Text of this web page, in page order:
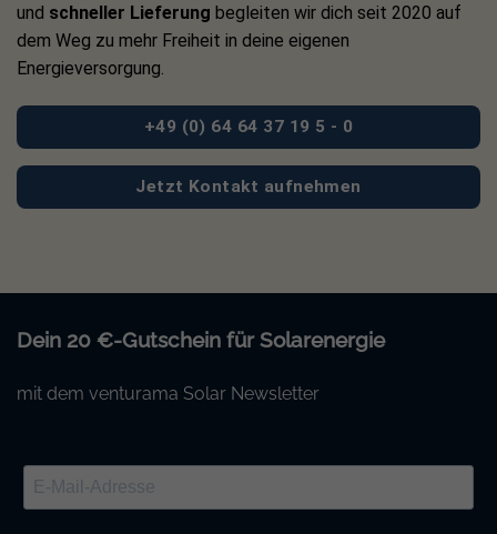
und schneller Lieferung begleiten wir dich seit 2020 auf
dem Weg zu mehr Freiheit in deine eigenen
Energieversorgung.
+49 (0) 64 64 37 19 5 - 0
Jetzt Kontakt aufnehmen
Dein 20 €-Gutschein für Solarenergie
mit dem venturama Solar Newsletter